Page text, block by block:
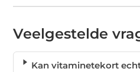
Veelgestelde
Kan vitaminetekort